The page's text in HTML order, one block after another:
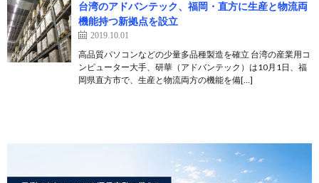
台湾のアドバンテック、福岡・直方に生産と物流両
機能持つ新拠点を設立
2019.10.01
高品質パソコンなどの少量多品種製造を確立 台湾の産業用コ
ンピューター大手、研華（アドバンテック）は10月1日、福
岡県直方市で、生産と物流両方の機能を備[…]